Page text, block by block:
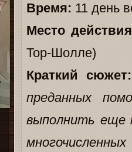
Время: 11 день
Место
Тор-Шолле)
Краткий сюжет:
преданных
выполнить еще